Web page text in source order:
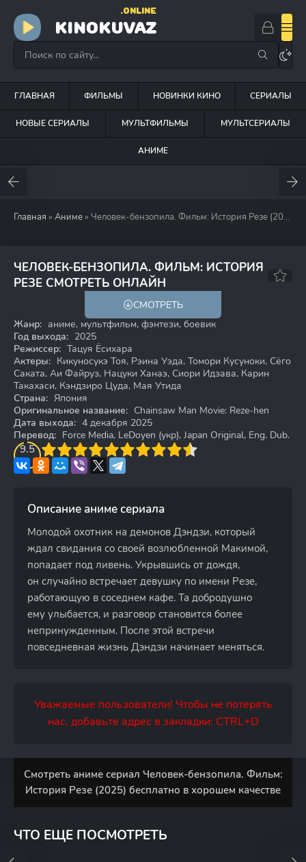
KINOKUVAZ
.ONLINE
ГЛАВНАЯ ФИЛЬМЫ НОВИНКИ КИНО СЕРИАЛЫ
НОВЫЕ СЕРИАЛЫ МУЛЬТФИЛЬМЫ МУЛЬТСЕРИАЛЫ
АНИМЕ
Главная » Аниме » Человек-бензопила. Фильм: История Резе (2025)
ЧЕЛОВЕК-БЕНЗОПИЛА. ФИЛЬМ: ИСТОРИЯ
РЕЗЕ СМОТРЕТЬ ОНЛАЙН
8.2 8.5
СМОТРЕТЬ
Жанр: аниме, мультфильм, фэнтези, боевик
Год выхода: 2025
Режиссер: Тацуя Ёсихара
Актеры: Кикуносукэ Тоя, Рэина Уэда, Томори Кусуноки, Сёго
Саката, Аи Файруз, Нацуки Ханаэ, Сиори Идзава, Карин
Такахаси, Кэндзиро Цуда, Мая Утида
Страна: Япония
Оригинальное название: Chainsaw Man Movie: Reze-hen
Дата выхода: 4 декабря 2025
Перевод: Force Media, LeDoyen (укр), Japan Original, Eng. Dub.
9.5
4 5 6 7 8 9 10
Описание аниме сериала
Молодой охотник на демонов Дэндзи, который
ждал свидания со своей возлюбленной Макимой,
попадает под ливень. Укрывшись от дождя,
он случайно встречает девушку по имени Резе,
работающую в соседнем кафе. Та добродушно
ему улыбается, и разговор становится более
непринужденным. После этой встречи
повседневная жизнь Дэндзи начинает меняться.
Уважаемые пользователи! Чтобы не потерять
нас, добавьте адрес в закладки: CTRL+D
Смотреть аниме сериал Человек-бензопила. Фильм:
История Резе (2025) бесплатно в хорошем качестве
ЧТО ЕЩЕ ПОСМОТРЕТЬ